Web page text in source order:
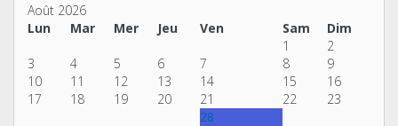
Août 2026
Lun
Mar Mer Jeu Ven Sam
Dim
1
2
3
4 5 6 7 8
9
10
11 12 13 14 15
16
17
18 19 20 21 22 23
28